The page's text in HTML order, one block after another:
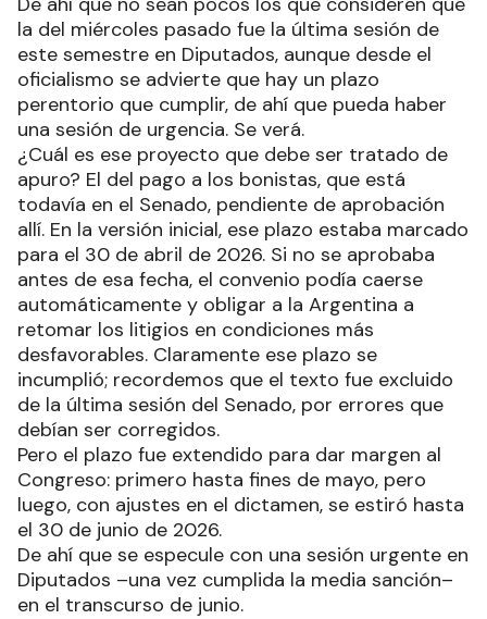
la del miércoles pasado fue la última sesión de
este semestre en Diputados, aunque desde el
oficialismo se advierte que hay un plazo
perentorio que cumplir, de ahí que pueda haber
una sesión de urgencia. Se verá.
¿Cuál es ese proyecto que debe ser tratado de
apuro? El del pago a los bonistas, que está
todavía en el Senado, pendiente de aprobación
allí. En la versión inicial, ese plazo estaba marcado
para el 30 de abril de 2026. Si no se aprobaba
antes de esa fecha, el convenio podía caerse
automáticamente y obligar a la Argentina a
retomar los litigios en condiciones más
desfavorables. Claramente ese plazo se
incumplió; recordemos que el texto fue excluido
de la última sesión del Senado, por errores que
debían ser corregidos.
Pero el plazo fue extendido para dar margen al
Congreso: primero hasta fines de mayo, pero
luego, con ajustes en el dictamen, se estiró hasta
el 30 de junio de 2026.
De ahí que se especule con una sesión urgente en
Diputados –una vez cumplida la media sanción–
en el transcurso de junio.